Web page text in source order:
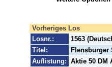
Vorheriges Los
Losnr.:
1563
Titel:
Flensburger
Auflistung: Aktie 50 DM